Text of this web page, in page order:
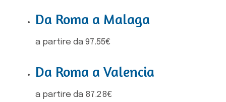
Da Roma a Malaga
a partire da 97.55€
Da Roma a Valencia
a partire da 87.28€